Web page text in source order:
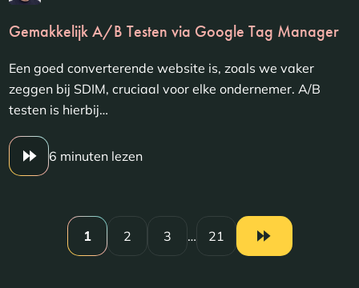
Gemakkelijk A/B Testen via Google Tag Manager
Een goed converterende website is, zoals we vaker
zeggen bij SDIM, cruciaal voor elke ondernemer. A/B
testen is hierbij…
6 minuten lezen
1 2 3 … 21